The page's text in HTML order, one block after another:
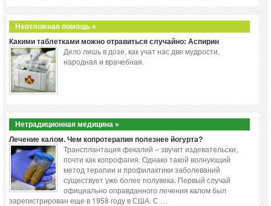
Неотложная помощь »
Какими таблетками можно отравиться случайно: Аспирин
Дело лишь в дозе, как учат нас две мудрости,
народная и врачебная.
Нетрадиционная медицина »
Лечение калом. Чем копротерапия полезнее йогурта?
Трансплантация фекалий – звучит издевательски,
почти как копрофагия. Однако такой волнующий
метод терапии и профилактики заболеваний
существует уже более полувека. Первый случай
официально оправданного лечения калом был
зарегистрирован еще в 1958 году в США. С …